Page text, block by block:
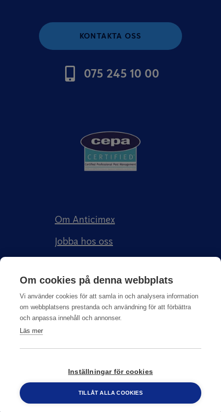
KONTAKTA OSS
075 245 10 00
Om Anticimex
Jobba hos oss
Anticimex Försäkringar AB
Integritetspolicy
© Copyright2026Anticimex
Om cookies på denna webbplats
Vi använder cookies för att samla in och analysera information
om webbplatsens prestanda och användning för att förbättra
och anpassa innehåll och annonser.
Läs mer
Inställningar för cookies
TILLÅT ALLA COOKIES